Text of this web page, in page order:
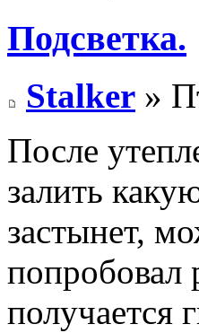
Подсветка.
Stalker »
После
залить
застынет,
попробовал
получается